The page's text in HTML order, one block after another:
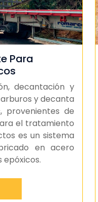
Para
decantación y
y decanta
provenientes de
el tratamiento
es un sistema
en acero